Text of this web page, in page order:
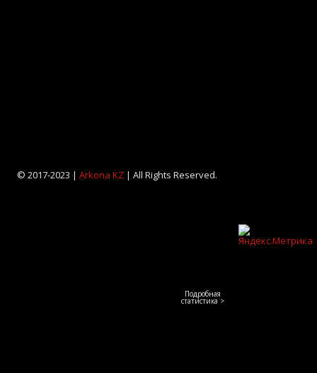
© 2017-2023 | Arkona KZ| All Rights Reserved.
Подробная
статистика >